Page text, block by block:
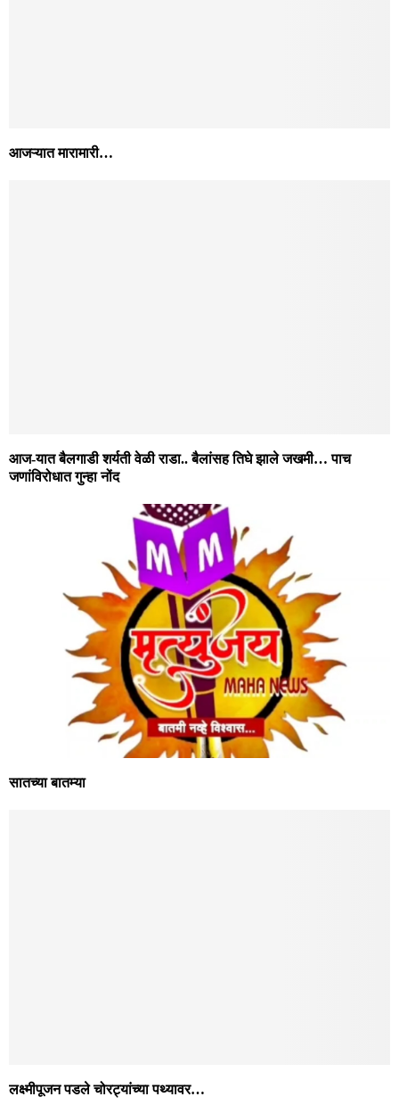
आजऱ्यात मारामारी…
आज-यात बैलगाडी शर्यती वेळी राडा.. बैलांसह तिघे झाले जखमी… पाच
जणांविरोधात गुन्हा नोंद
सातच्या बातम्या
लक्ष्मीपूजन पडले चोरट्यांच्या पथ्यावर…